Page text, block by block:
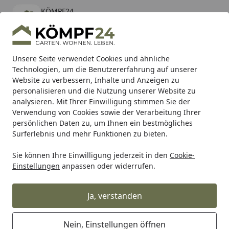
Unsere Seite verwendet Cookies und ähnliche
Technologien, um die Benutzererfahrung auf unserer
Website zu verbessern, Inhalte und Anzeigen zu
personalisieren und die Nutzung unserer Website zu
analysieren. Mit Ihrer Einwilligung stimmen Sie der
Verwendung von Cookies sowie der Verarbeitung Ihrer
persönlichen Daten zu, um Ihnen ein bestmögliches
Surferlebnis und mehr Funktionen zu bieten.
Sie können Ihre Einwilligung jederzeit in den Cookie-
Einstellungen anpassen oder widerrufen.
Ja, verstanden
Nein, Einstellungen öffnen
KÖMPF24
kostenlos - Im App Store
Hotline
Alle Produkte
Mein Konto
Suchen
Karibu Pools inkl. gratis Sandfilteranlage & Pool-
Starterset (Gesamtwert bis 468,99€)
Startseite
Alles für den Garten Gartenbau Terrassenbeläge
OSMO CEWO-DECK Randabschluss